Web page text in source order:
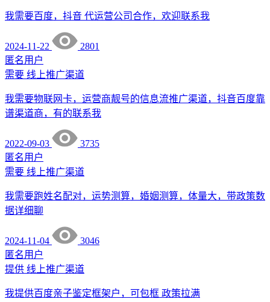
我需要百度，抖音 代运营公司合作，欢迎联系我
2024-11-22
2801
匿名用户
需要 线上推广渠道
我需要物联网卡，运营商靓号的信息流推广渠道，抖音百度靠
谱渠道商，有的联系我
2022-09-03
3735
匿名用户
需要 线上推广渠道
我需要跑姓名配对，运势测算，婚姻测算，体量大，带政策数
据详细聊
2024-11-04
3046
匿名用户
提供 线上推广渠道
我提供百度亲子鉴定框架户，可包框 政策拉满